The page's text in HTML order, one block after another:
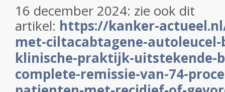
16 december 2024: zie ook dit
artikel: https://kanker-
met-ciltacabtagene-
klinische-praktijk-uitstekende-
complete-remissie-van-74-